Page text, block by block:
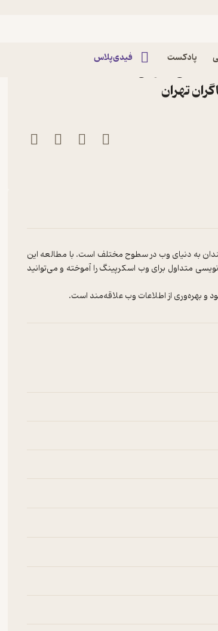
پادکست فیدی‌پلاس
تهران
به دنیای وب در سطوح مختلف است. با مطالعه این
متداول برای وب اسکرپینگ را آموخته و می‌توانید
بهره‌وری از اطلاعات وب علاقه‌مند است.